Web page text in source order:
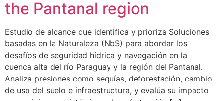
the Pantanal region
Estudio de alcance que identifica y prioriza Soluciones
basadas en la Naturaleza (NbS) para abordar los
desafíos de seguridad hídrica y navegación en la
cuenca alta del río Paraguay y la región del Pantanal.
Analiza presiones como sequías, deforestación, cambio
de uso del suelo e infraestructura, y evalúa su impacto